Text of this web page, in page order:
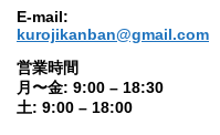
E-mail:
kurojikanban@gmail.com
営業時間
月〜金: 9:00 – 18:30
土: 9:00 – 18:00